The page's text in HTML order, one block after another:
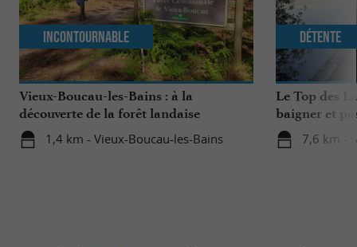
Vieux-Boucau-les-Bains : à la
découverte de la forêt landaise
1,4 km - Vieux-Boucau-les-Bains
Incontournable
Le Top des
baigner et
famille
7,6 km -
Détente